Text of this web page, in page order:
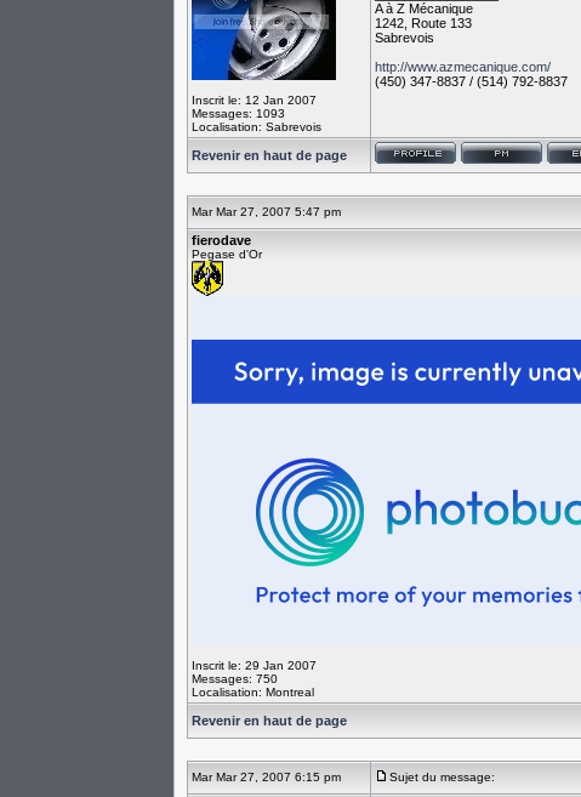
Inscrit le: 12 Jan 2007
Messages: 1093
Localisation: Sabrevois
A à Z Mécanique
1242, Route 133
Sabrevois
http://www.azmecanique.com/
(450) 347-8837 / (514) 792-8837
Revenir en haut de page
Mar Mar 27, 2007 5:47 pm
fierodave
Pegase d'Or
Inscrit le: 29 Jan 2007
Messages: 750
Localisation: Montreal
Revenir en haut de page
Mar Mar 27, 2007 6:15 pm Sujet du message: